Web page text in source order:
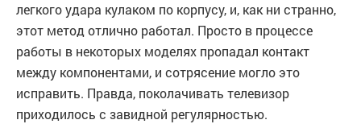
легкого удара кулаком по корпусу, и, как ни странно,
этот метод отлично работал. Просто в процессе
работы в некоторых моделях пропадал контакт
между компонентами, и сотрясение могло это
исправить. Правда, поколачивать телевизор
приходилось с завидной регулярностью.